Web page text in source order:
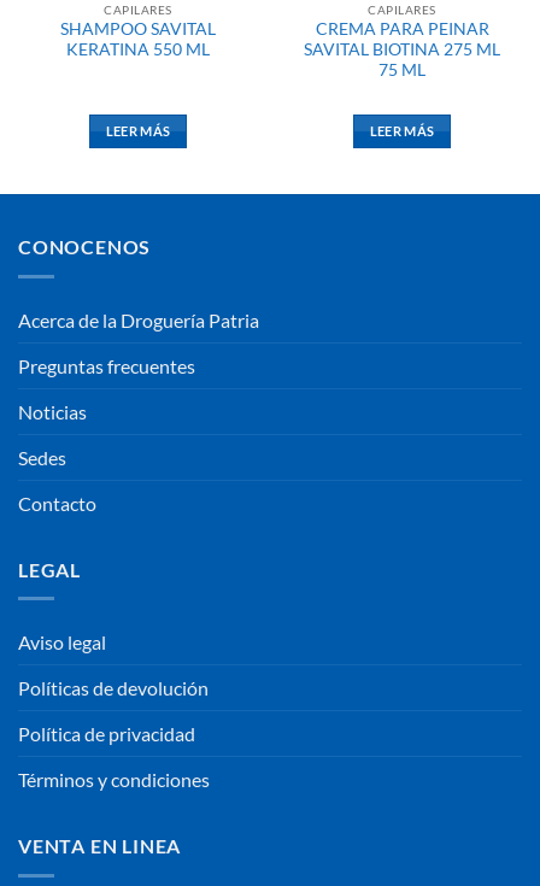
CAPILARES
SHAMPOO SAVITAL
KERATINA 550 ML
LEER MÁS
CAPILARES
CREMA PARA PEINAR
SAVITAL BIOTINA 275 ML
75 ML
LEER MÁS
CONOCENOS
Acerca de la Droguería Patria
Preguntas frecuentes
Noticias
Sedes
Contacto
LEGAL
Aviso legal
Políticas de devolución
Política de privacidad
Términos y condiciones
VENTA EN LINEA